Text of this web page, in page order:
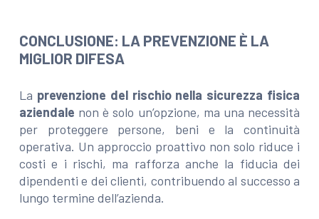
CONCLUSIONE: LA PREVENZIONE È LA
MIGLIOR DIFESA
La prevenzione del rischio nella sicurezza fisica
aziendale non è solo un’opzione, ma una necessità
per proteggere persone, beni e la continuità
operativa. Un approccio proattivo non solo riduce i
costi e i rischi, ma rafforza anche la fiducia dei
dipendenti e dei clienti, contribuendo al successo a
lungo termine dell’azienda.